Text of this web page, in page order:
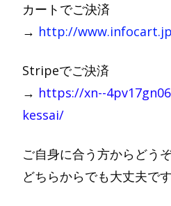
カートでご決済
→ http://
Stripeでご決済
→ https://xn--
kessai/
ご自身に合う方からどう
どちらからでも大丈夫で